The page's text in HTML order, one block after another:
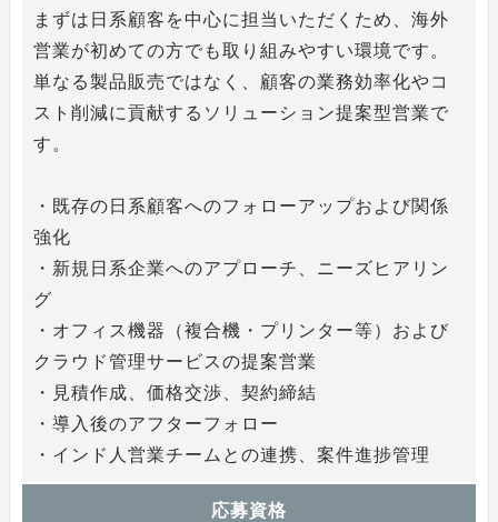
まずは日系顧客を中心に担当いただくため、海外
営業が初めての方でも取り組みやすい環境です。
単なる製品販売ではなく、顧客の業務効率化やコ
スト削減に貢献するソリューション提案型営業で
す。
・既存の日系顧客へのフォローアップおよび関係
強化
・新規日系企業へのアプローチ、ニーズヒアリン
グ
・オフィス機器（複合機・プリンター等）および
クラウド管理サービスの提案営業
・見積作成、価格交渉、契約締結
・導入後のアフターフォロー
・インド人営業チームとの連携、案件進捗管理
応募資格